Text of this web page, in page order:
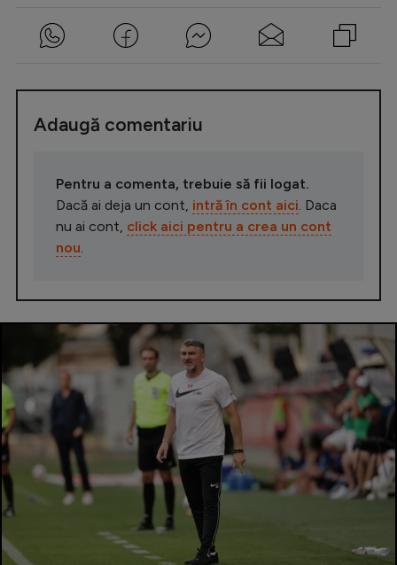
Adaugă comentariu
Pentru a comenta, trebuie să fii logat.
Dacă ai deja un cont, intră în cont aici . Daca
nu ai cont, click aici pentru a crea un cont
nou